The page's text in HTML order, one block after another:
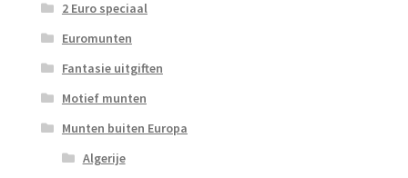
2 Euro speciaal
Euromunten
Fantasie uitgiften
Motief munten
Munten buiten Europa
Algerije